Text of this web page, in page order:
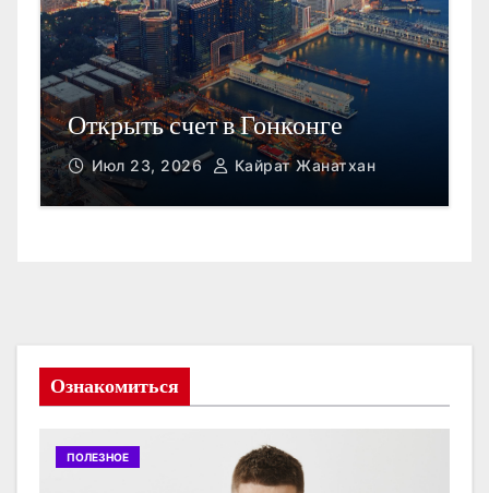
Открыть счет в Гонконге
Июл 23, 2026 Кайрат Жанатхан
Ознакомиться
ПОЛЕЗНОЕ